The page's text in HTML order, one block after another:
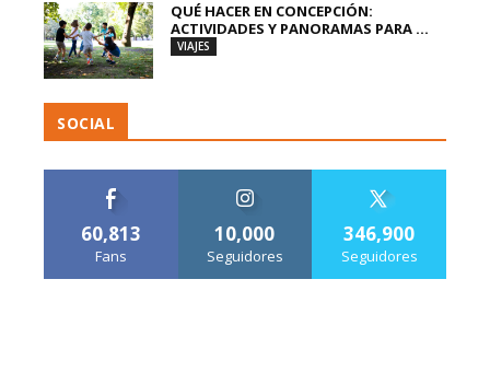
QUÉ HACER EN CONCEPCIÓN:
ACTIVIDADES Y PANORAMAS PARA ...
VIAJES
SOCIAL
60,813
Fans
10,000
Seguidores
346,900
Seguidores